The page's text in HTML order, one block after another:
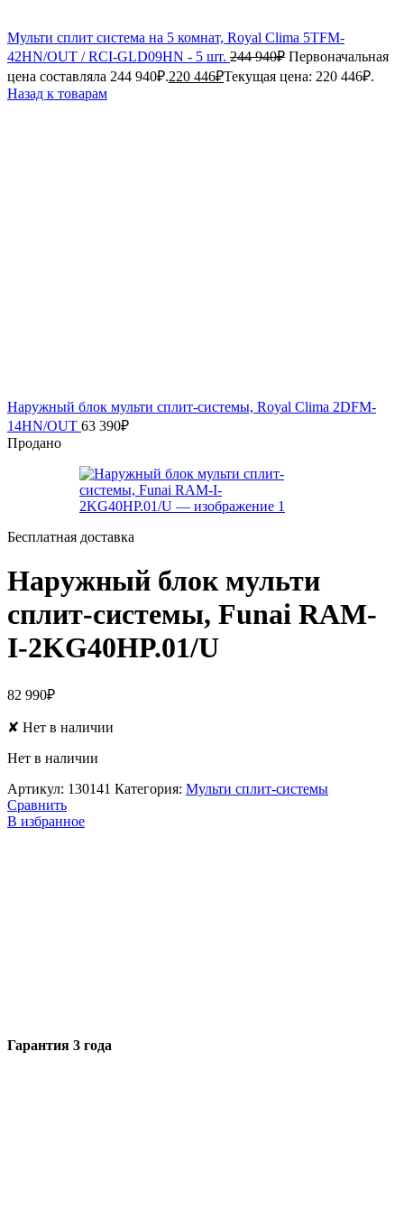
Мульти сплит система на 5 комнат, Royal Clima 5TFM-
42HN/OUT / RCI-GLD09HN - 5 шт. 244 940₽ Первоначальная
цена составляла 244 940₽.220 446₽Текущая цена: 220 446₽.
Назад к товарам
Наружный блок мульти сплит-системы, Royal Clima 2DFM-
14HN/OUT 63 390₽
Продано
Бесплатная доставка
Наружный блок мульти
сплит-системы, Funai RAM-
I-2KG40HP.01/U
82 990₽
✘ Нет в наличии
Нет в наличии
Артикул: 130141 Категория: Мульти сплит-системы
Сравнить
В избранное
Гарантия 3 года